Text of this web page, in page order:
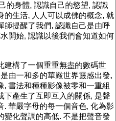
的身體, 認識自己的慾望, 認識
的生活, 人人可以成佛的概念, 就
師提醒了我們, 認識自己是由呼
開始, 認識以後我們會知道如何
建構了一個重重無盡的數碼世
由一和多的華嚴世界靈感出發,
, 書法和種種影像被零和一重組
下產生了互即互入的關係, 是聲
. 華嚴字母的每一個音色, 化為影
變化聲調的高低. 不是把聲音發